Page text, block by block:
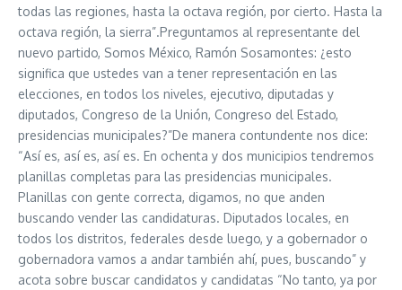
todas las regiones, hasta la octava región, por cierto. Hasta la
octava región, la sierra”.Preguntamos al representante del
nuevo partido, Somos México, Ramón Sosamontes: ¿esto
significa que ustedes van a tener representación en las
elecciones, en todos los niveles, ejecutivo, diputadas y
diputados, Congreso de la Unión, Congreso del Estado,
presidencias municipales?”De manera contundente nos dice:
“Así es, así es, así es. En ochenta y dos municipios tendremos
planillas completas para las presidencias municipales.
Planillas con gente correcta, digamos, no que anden
buscando vender las candidaturas. Diputados locales, en
todos los distritos, federales desde luego, y a gobernador o
gobernadora vamos a andar también ahí, pues, buscando” y
acota sobre buscar candidatos y candidatas “No tanto, ya por